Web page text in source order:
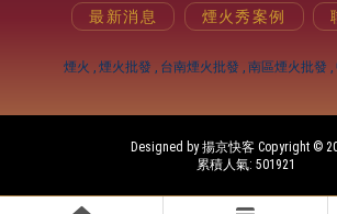
最新消息
煙火秀案例
煙火 煙火批發 台南煙火批發 南區煙火批發
Designed by揚京快客Copyright ©
累積人氣: 501921